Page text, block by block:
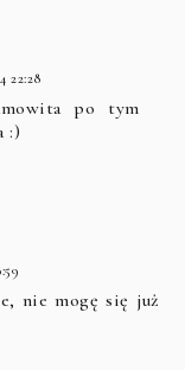
22:28
po tym
:)
nie mogę się już